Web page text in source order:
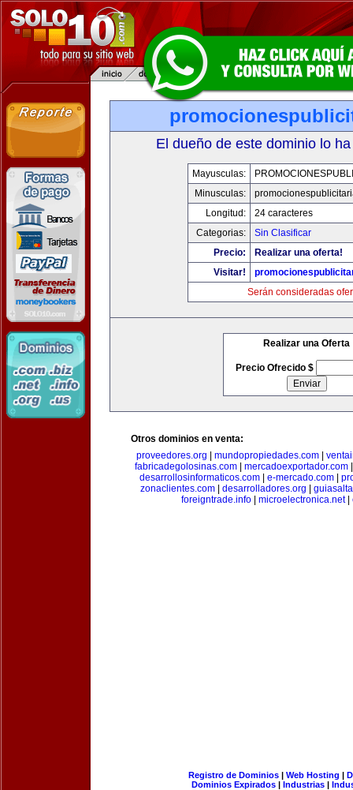
El dueño de este dominio lo
Mayusculas:
Minusculas:
Longitud:
24 caracteres
Categorias:
Sin Clasificar
Precio:
Realizar una oferta!
Visitar!
Serán consideradas
Realizar una Oferta
Precio Ofrecido $
Otros dominios en venta:
proveedores.org
mundopropiedades.com|
fabricadegolosinas.com
mercadoexportador.com
desarrollosinformaticos.com| e-mercado.com|
zonaclientes.com| desarrolladores.org
foreigntrade.info| microelectronica.net|
Registro de Dominios| Web Hosting |
Dominios Expirados | Industrias |